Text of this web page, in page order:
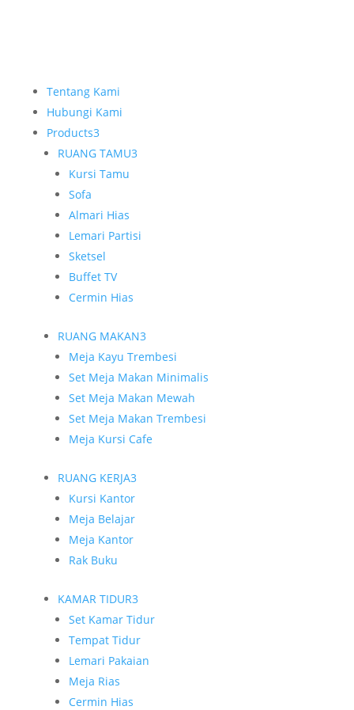
Tentang Kami
Hubungi Kami
Products3
RUANG TAMU3
Kursi Tamu
Sofa
Almari Hias
Lemari Partisi
Sketsel
Buffet TV
Cermin Hias
RUANG MAKAN3
Meja Kayu Trembesi
Set Meja Makan Minimalis
Set Meja Makan Mewah
Set Meja Makan Trembesi
Meja Kursi Cafe
RUANG KERJA3
Kursi Kantor
Meja Belajar
Meja Kantor
Rak Buku
KAMAR TIDUR3
Set Kamar Tidur
Tempat Tidur
Lemari Pakaian
Meja Rias
Cermin Hias